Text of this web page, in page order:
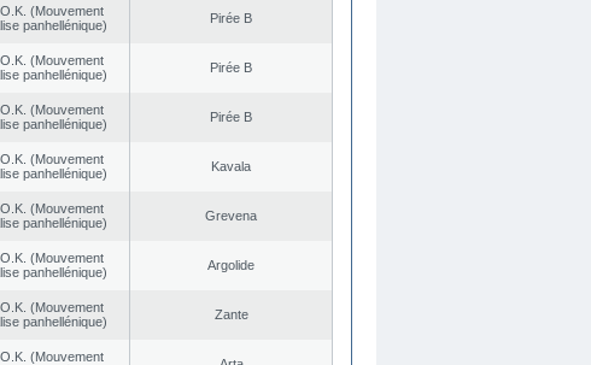
(Mouvement
panhellénique)
Pirée B
(Mouvement
panhellénique)
Pirée B
(Mouvement
panhellénique)
Pirée B
(Mouvement
panhellénique)
Kavala
(Mouvement
panhellénique)
Grevena
(Mouvement
panhellénique)
Argolide
(Mouvement
panhellénique)
Zante
(Mouvement